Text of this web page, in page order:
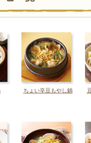
ちょい辛豆もやし鍋